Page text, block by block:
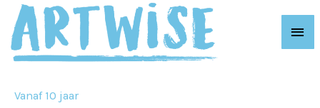
naar
de
Vanaf 10 jaar